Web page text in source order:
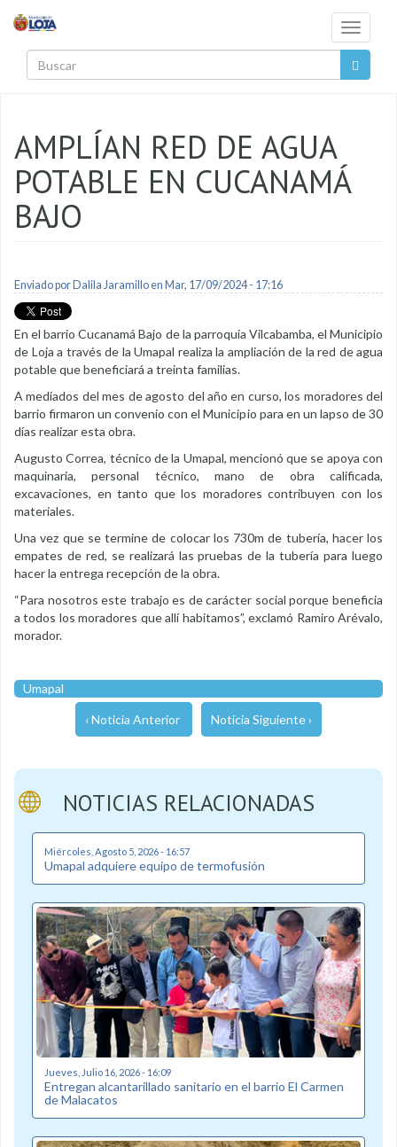
Toggle
AMPLÍAN RED DE AGUA
POTABLE EN CUCANAMÁ
BAJO
Enviado por Dalila Jaramilloen Mar, 17/09/2024 - 17:16
En el barrio Cucanamá Bajo de la parroquia Vilcabamba, el Municipio
de Loja a través de la Umapal realiza la ampliación de la red de agua
potable que beneficiará a treinta familias.
A mediados del mes de agosto del año en curso, los moradores del
barrio firmaron un convenio con el Municipio para en un lapso de 30
días realizar esta obra.
Augusto Correa, técnico de la Umapal, mencionó que se apoya con
maquinaria, personal técnico, mano de obra calificada,
excavaciones, en tanto que los moradores contribuyen con los
materiales.
Una vez que se termine de colocar los 730m de tubería, hacer los
empates de red, se realizará las pruebas de la tubería para luego
hacer la entrega recepción de la obra.
“Para nosotros este trabajo es de carácter social porque beneficia
a todos los moradores que allí habitamos”, exclamó Ramiro Arévalo,
morador.
Umapal
‹ Noticia Anterior Noticia Siguiente ›
NOTICIAS RELACIONADAS
Miércoles, Agosto 5, 2026 - 16:57
Umapal adquiere equipo de termofusión
Jueves, Julio 16, 2026 - 16:09
Entregan alcantarillado sanitario en el barrio El Carmen
de Malacatos